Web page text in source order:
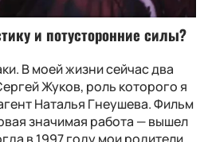
и потусторонние силы?
В моей жизни сейчас два
Жуков, роль которого я
Наталья Гнеушева. Фильм
значимая работа — вышел